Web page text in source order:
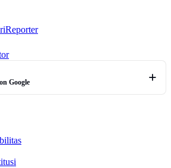
Reporter
Google